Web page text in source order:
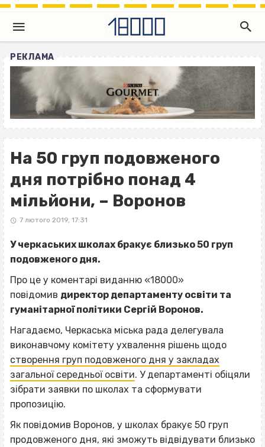
РЕКЛАМА
На 50 груп подовженого
дня потрібно понад 4
мільйони, – Воронов
7 лютого 2019, 17:31
У черкаських школах бракує близько 50 груп
подовженого дня.
Про це у коментарі виданню «18000»
повідомив директор департаменту освіти та
гуманітарної політики Сергій Воронов.
Нагадаємо, Черкаська міська рада делегувала
виконавчому комітету ухвалення рішень щодо
створення груп подовженого дня у закладах
загальної середньої освіти. У департаменті обіцяли
зібрати заявки по школах та сформувати
пропозицію.
Як повідомив Воронов, у школах бракує 50 груп
продовженого дня, які зможуть відвідувати близько